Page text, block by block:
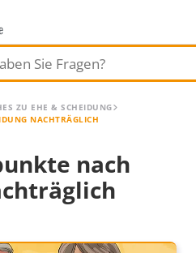
ZU EHE & SCHEIDUNG
NACHTRÄGLICH
nach